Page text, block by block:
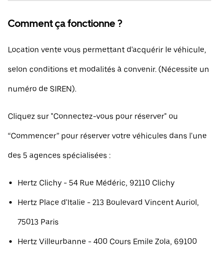
Comment ça fonctionne ?
Location vente vous permettant d'acquérir le véhicule,
selon conditions et modalités à convenir. (Nécessite un
numéro de SIREN).
Cliquez sur "Connectez-vous pour réserver" ou
“Commencer” pour réserver votre véhicules dans l'une
des 5 agences spécialisées :
Hertz Clichy - 54 Rue Médéric, 92110 Clichy
Hertz Place d'Italie - 213 Boulevard Vincent Auriol,
75013 Paris
Hertz Villeurbanne - 400 Cours Emile Zola, 69100